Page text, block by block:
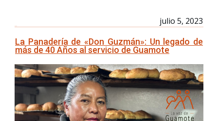
julio 5, 2023
La Panadería de «Don Guzmán»: Un legado de
más de 40 Años al servicio de Guamote